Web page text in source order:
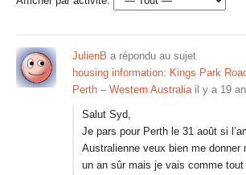
JulienB a répondu au sujet
housing information: Kings Park
Perth – Western Australia il y a 19
Salut Syd,
Je pars pour Perth le 31 août si
Australienne veux bien me donner
un an sûr mais je vais comme